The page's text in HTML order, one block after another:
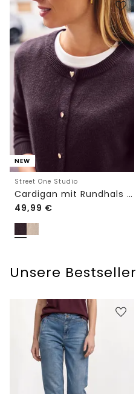
NEW
Street One Studio
Cardigan mit Rundhals und Knöpfen
49,99 €
Unsere Bestseller